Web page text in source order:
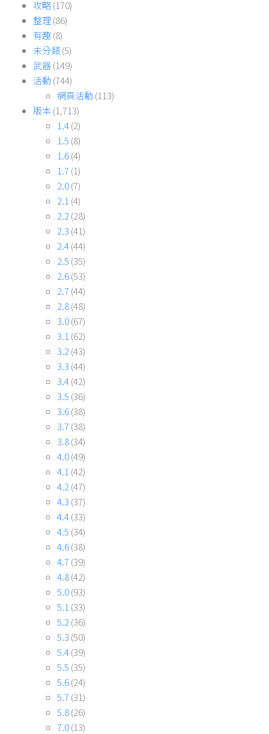
攻略(170)
整理(86)
有趣(8)
未分類(5)
武器(149)
活動 (744)
網頁活動 (113)
版本 (1,713)
1.4(2)
1.5 (8)
1.6(4)
1.7 (1)
2.0(7)
2.1 (4)
2.2 (28)
2.3 (41)
2.4(44)
2.5 (35)
2.6(53)
2.7 (44)
2.8(48)
3.0(67)
3.1 (62)
3.2 (43)
3.3 (44)
3.4(42)
3.5 (36)
3.6(38)
3.7 (38)
3.8(34)
4.0(49)
4.1 (42)
4.2 (47)
4.3 (37)
4.4(33)
4.5 (34)
4.6(38)
4.7 (39)
4.8(42)
5.0(93)
5.1 (33)
5.2 (36)
5.3 (50)
5.4(39)
5.5 (35)
5.6(24)
5.7 (31)
5.8(26)
7.0(13)